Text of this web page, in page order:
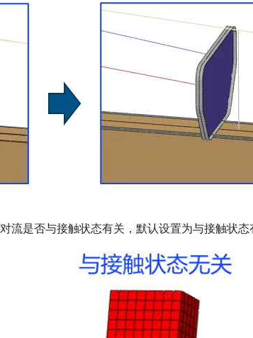
是否与接触状态有关，默认设置为与接触状